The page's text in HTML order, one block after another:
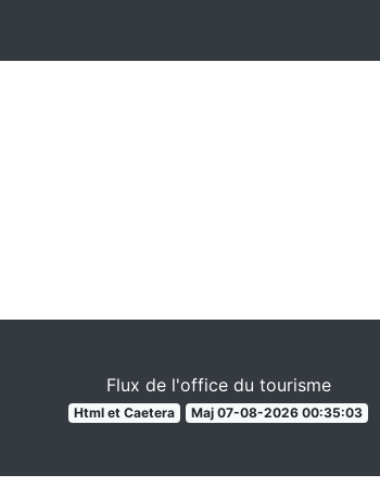
Flux de l'office du tourisme
Html et Caetera Maj 07-08-2026 00:35:03